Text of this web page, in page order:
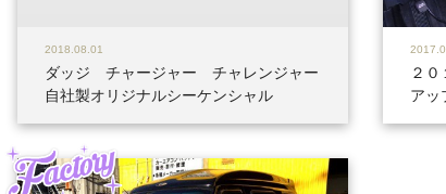
2018.08.01
ダッジ チャージャー チャレンジャー
自社製オリジナルシーケンシャル
２
アッ